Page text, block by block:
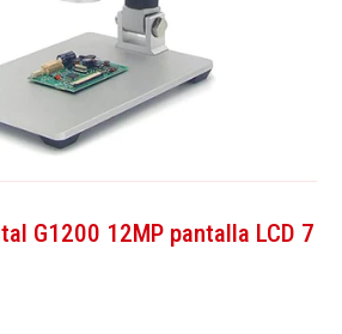
G1200 12MP pantalla LCD 7